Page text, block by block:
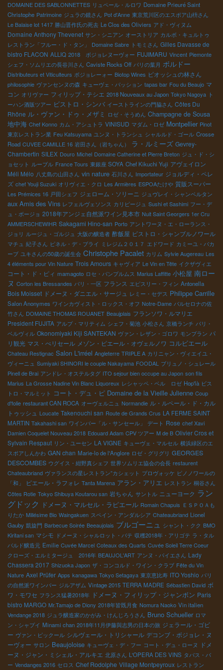
DOMAINE DES SABLONNETTES リュペール・ルロワ Domaine Prieuré Saint
Christophe Patrimoine ジュラの鏡さん Pot d'Anne 東京荒川区のエスポア山枡さん
Le Balaise lot 1417 勝山晋作氏の死去 Le Clos des Oliviers アド・ヴィヌム
Domaine Anthony Thevenet サン・シニアン オーストリア カルボ・キュルトゥ
レストラン「フルー・ド・タン」
Domaine Sabre トモミさん Gilles Davasse de
bistro FLACON ALLIQ 2018 ボジョレヌーヴォー FUJIMARU Vincent Piemonte
シェフ・ソムリエの長谷川さん Caviste Rocks Off パリの葉月 ボルドー
Distributeurs et Viticulteurs ボジョレーォー Biotop Wines ピオッシュの林さん
philosophie ヴァンセンヌの森 キューヴェ・パッション tapas bar Fou du Beaujo マ
コン オリヴァー フィリップ・テシエ 2018 Nouveaux au Japon Tokyo Nagoya ト
ーハン酒販ツアー ビストロ・シンバ イーストラインの門脇さん Côtes Du
Rhône ル・ヴァン・ドゥ・メザミ ロゼ・そうめん Champagne de Sousa
地中海 Chef Konno カム・アシュトラ VINISUD マダム・ロゼ Montpellier Pinot
東京レストラン業 Feu Katsuyama ユンヌ・トランシュ シャルルド・ゴール Crosse
Road CUVEE CAMILLE 16 岩田さん（岩ちゃん） ラ・ルミーズ Gevrey-
Chambertin SILEX Douro Michel Domaine Catherine et Pierre Breton ジュ・ド・シ
ョセット ルーブル France Tours 東銀座 SOYA Chef Kikuchi Yuji アヴェイロン
Méli Mélo 八丈島の山田さん vin nature 石川さん Importateur ジョルディ・ペレ
ズ chef Youji Suzuki オリヴィエ・クロ Les Armières ESPOAたけや 質販スーパー
Les Prémices 16 戸田シェフ ジェローム・ソリーニ ジュヴレイ・シャンベルタン
aux Amis des Vins レフェルヴェソンス カリピージュ Sushi et Sashimi フー・デ
ュ・ボージョ 2018年アンジェ自然派ワイン見本市 Nuit Saint Georgers 1er Cru
AMMERSCHEWIHR Sakagami Hino-san Porto アントワーヌ・エ・ローランス・
ジョリ ルージュ・ゴルジュ 大阪の醸造者 酢飯屋 ビストロ・シャンブルノワール
マチュ 紀子さん ピネル・デ・ブライ ミレジム２０１７ エドワード カミーユ・バカ
ーブ ユキさんの50歳の誕生会 Christophe Pacalet カリム Sylvie Augereau Les
4 éléments pour Vin Nature Trois Amours キャヴィア Le Vin en Tête イクザヴィエ
コート・ド・ピィ mamagoto ロセ・パンプルムス Marius Laffitte 小松屋 南ロー
ヌ Corton les Bressandes パリ・一区 フランス エピスリー・フィン Antonella
Bois Moisset ドメーヌ・ダニエル・サージュ レミー・セデス Philippe Carrille
Salon Anonymes ワインカヴィスト・ロックス・オフ Notre-Dame バルセロナの佐
竹さん DOMAINE THOMAS ROUANET Beaujplais フランソワ・ルマリエ
President FUJITA アルプ・マリティム シェフ・菊池 小松さん 京橋ランチ パリ・
ベルヴィル Okonomiyaki Kiji SANTEKAN ヴァン・レザン・ゴロワ モンブラン パ
リ観光 マス・ぺリセール メゾン・ピエール・オヴェルノワ コルビエール
Chateau Restignac Salon L'irréel Angleterre TRIPLE A カリニャン・ヴィエイユ・
ヴィーニュ Sumiyaki SHINORI le couple Nakayama FOODAL ブリュノ・シュレール
Pinell de Brai アンドレ・オステルタグ ITO sejour bien occupe au Japon son fils
Marius La Grosse Nadine Vin Blanc Liquoreux レシャッペ・ベル ロゼ Hop'là ビス
トロ・マルミット コート・デュ・ピ Domaine de la Vieille Julienne Coup
d'folie restaurant CAN ROCA オーヴェルニュ Normandie ル・ルペール・ド・カル
トゥッシュ Loucate Takenouchi san Route de Grands Crus LA FERME SAINT
MARTIN Takahashi san ワインバー「ル・サンセール」 デート Rose chef Xavi
Damien Coquelet Nouveau 2018 Edouard Adam CPV ツアー M de B Olivier Cros et
Sylvain Respaut リン・ユーセン LA VIGNE キューヴェ・マルセル 横浜緑区のエ
スポアしんかわ GAN chan Marie-lo de l'Anglore ロゼ・グリグリ GEORGES
DESCOMBES ウグイス・紺野真シェフ 世界ソムリエ協会の会長 restaurent
Chateaubriand ヴァランスの星レストラン”カシェット プロヴォッケ ピノノワールの
「和」
ピエール・ラフォレ Tanta Marena アラン・アリエ レストラン 桐谷さん
Côtes Rotie Tokyo Shibuya Koutarou san 岩ちゃん サントル ニューヨーク ラン
グドック ドメーヌ・マルセル・ラピエール Romain Chapuis ＥＳＰＯＡも
りたか Millésime Bio Waingakuen スペイン・アンダルシア Chateaubriand Lionel
Gauby 凱旋門 Barbecue Soirée Beeaujolais ブルゴーニュ シャント・クク BMO
Kiritani san マシモ ドメーヌ・シャルロット・バテ 収穫2018年・アリゴテ ラ・タル
バルド醸造元 Emilie Cuvée Marcel Coteaux des Quarts Cuvée Soleil Terre Coeur
クローズ・エルミタージュ 2016年 BEAUJOL'ART アンヌ・パイエさん Lady
Chassera 2017 Shizuoka Japon ザ・コンコルド・ワイン・クラブ Fête du Vin
Nature Axel Prüfer Apps kanagawa Tokyo Setagaya 東京恵比寿 ITO Yoshio パリ
の自然派ワインバー ジルアザム Vintage 2015 TERRA MADRE Sébastien David ボ
ワ・モワセ フランス猛暑2018年 ドメーヌ・フィリップ・ジャンボン Paris
bistro MARGO Mr.Tamajo de Diony 2018年皆既月食 Nomura Naoko Vin italien
Vendange 2018 ジュラ醸造家のかがみ・けんじろうさん Bruno Schueller ロマ
ン・シャプイ Minami chan 2018年11月伊藤與志男の日本の旅 ジェラール・ゴビ
ー ヴァン・ピックール シルヴェール・トリシャール デコンブ・ボジョレ・ヌ
ーヴォー サロン Beaujoloise キューヴェ・デ・フー コート・デュ・ローヌ
ドメ
ーヌ・ジャン・ミシェル・アルキエ 北原さん L'OPERA DES VINS タパス・バ
ー Vendanges 2016 セロス Chef Rodolphe Village Montpeyroux レストラン